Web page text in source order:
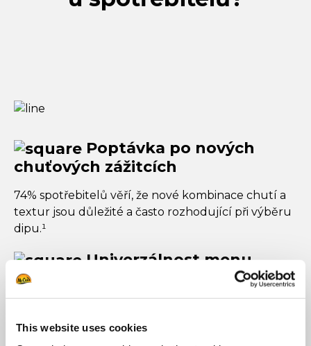
This website uses cookies
Poptávka po nových
chuťových zážitcích
74% spotřebitelů věří, že nové kombinace chutí a
textur jsou důležité a často rozhodující při výběru
dipu.¹
Univerzálnost menu
58% spotřebitelů by si hranolky zvolilo jako přílohu
Hranolky tak stále patří k základním položkám